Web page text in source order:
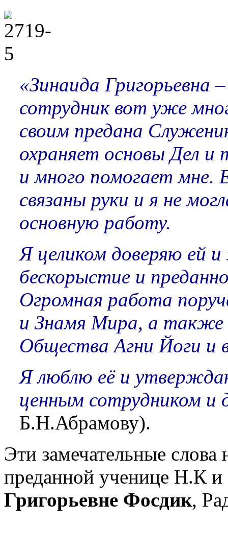
«Зинаида Григорьевна
сотрудник вот уже
своим предана
охраняет основы Дел и
и много помогает мне.
связаны руки и я не
основную работу.
Я целиком доверяю ей
бескорыстие и
Огромная работа
и Знамя Мира, а также
Общества Агни Йоги и
Я люблю её и
ценным сотрудником и
Б.Н.Абрамову).
Эти замечательные
преданной ученице Н.К
Григорьевне Фосдик,